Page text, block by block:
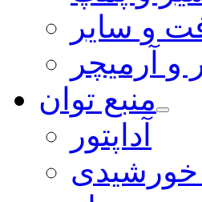
و سایر
و آرمیچر
منبع توان
آداپتور